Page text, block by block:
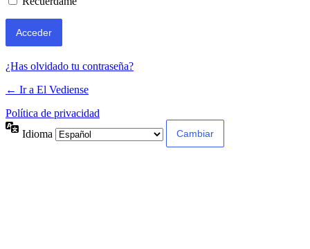
¿Has olvidado tu contraseña?
← Ir a El Vediense
Política de privacidad
Idioma